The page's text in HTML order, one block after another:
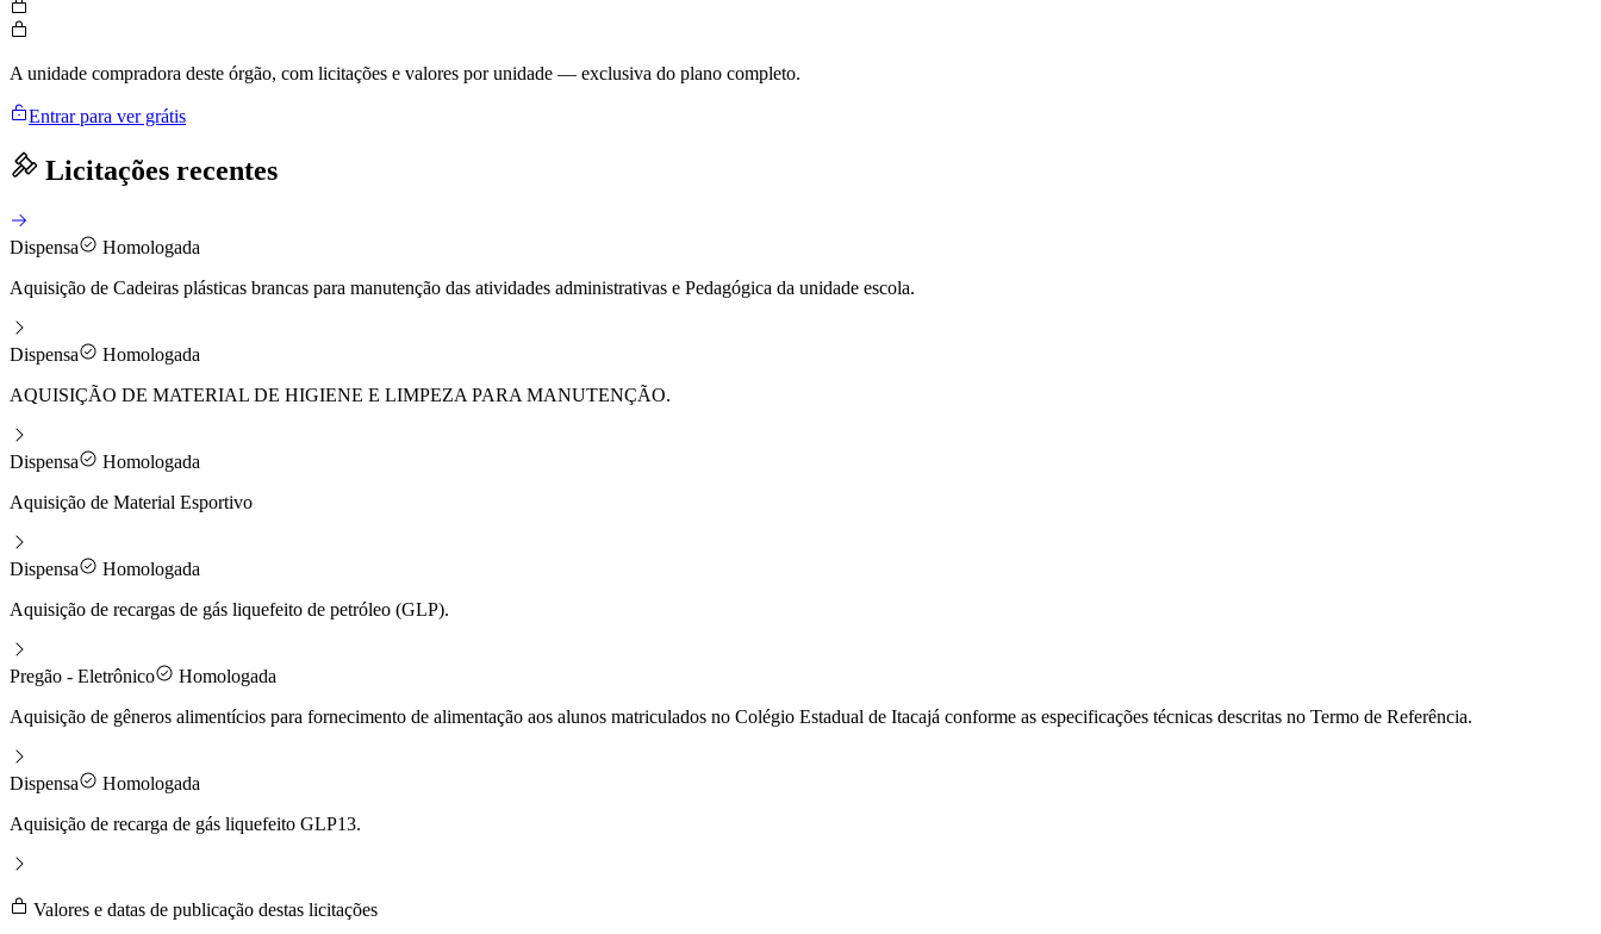
A unidade compradora deste órgão, com licitações e valores por unidade — exclusiva do plano completo.
Entrar para ver grátis
Licitações recentes
Dispensa
Homologada
Aquisição de Cadeiras plásticas brancas para manutenção das atividades administrativas e Pedagógica da unidade escola.
Dispensa
Homologada
AQUISIÇÃO DE MATERIAL DE HIGIENE E LIMPEZA PARA MANUTENÇÃO.
Dispensa
Homologada
Aquisição de Material Esportivo
Dispensa
Homologada
Aquisição de recargas de gás liquefeito de petróleo (GLP).
Pregão - Eletrônico
Homologada
Aquisição de gêneros alimentícios para fornecimento de alimentação aos alunos matriculados no Colégio Estadual de Itacajá conforme as especificações técnicas descritas no Termo de Referência.
Dispensa
Homologada
Aquisição de recarga de gás liquefeito GLP13.
Valores e datas de publicação destas licitações